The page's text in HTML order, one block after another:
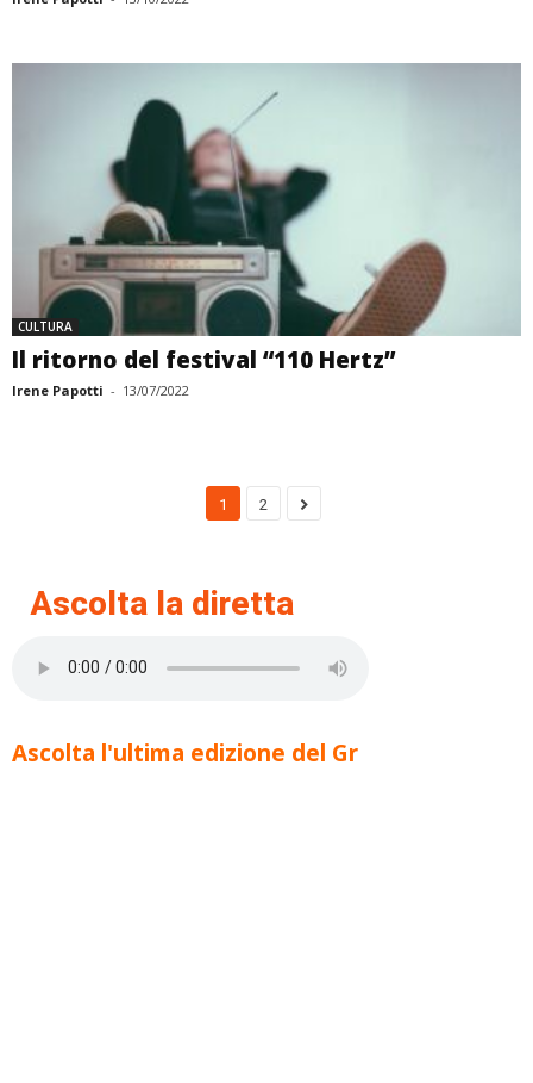
CULTURA
Il ritorno del festival “110 Hertz”
Irene Papotti - 13/07/2022
1 2
Ascolta la diretta
Ascolta l'ultima edizione del Gr